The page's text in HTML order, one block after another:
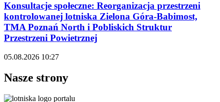
Konsultacje społeczne: Reorganizacja przestrzeni
kontrolowanej lotniska Zielona Góra-Babimost,
TMA Poznań North i Pobliskich Struktur
Przestrzeni Powietrznej
05.08.2026 10:27
Nasze strony